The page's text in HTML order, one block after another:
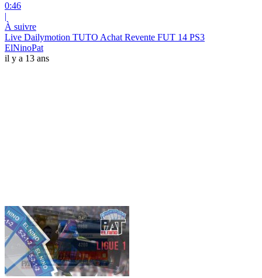
0:46
|
À suivre
Live Dailymotion TUTO Achat Revente FUT 14 PS3
ElNinoPat
il y a 13 ans